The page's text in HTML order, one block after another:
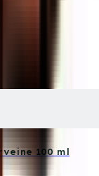
100 ml